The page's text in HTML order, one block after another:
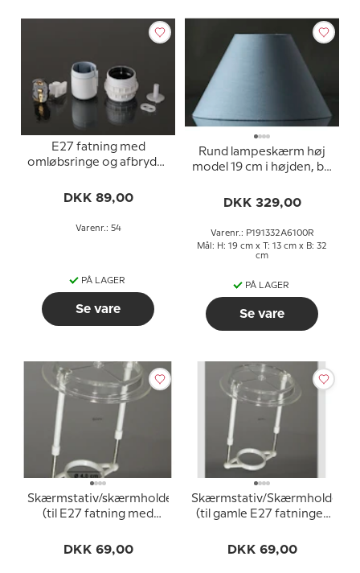
E27 fatning med
omløbsringe og afbryder
DKK 89,00
Varenr.: 54
PÅ LAGER
Se vare
Rund lampeskærm høj
model 19 cm i højden, blå
DKK 329,00
Varenr.: P191332A6100R
Mål: H: 19 cm x T: 13 cm x B: 32
cm
PÅ LAGER
Se vare
Skærmstativ/skærmholder
(til E27 fatning med
DKK 69,00
Skærmstativ/Skærmholder
(til gamle E27 fatninger
ø34 mm)
DKK 69,00